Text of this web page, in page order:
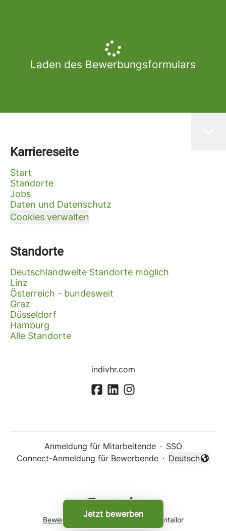
Jetzt bewerben
Laden des Bewerbungsformulars
Karriereseite
Start
Standorte
Jobs
Daten und Datenschutz
Cookies verwalten
Standorte
Deutschlandweite Standorte möglich
Linz
Österreich - bundesweit
Graz
Düsseldorf
Hamburg
Alle Standorte
indivhr.com
Anmeldung für Mitarbeitende · SSO
Connect-Anmeldung für Bewerbende ·
Sprache
Deutsch
Bewerber-Tracking-Systemvon Teamtailor